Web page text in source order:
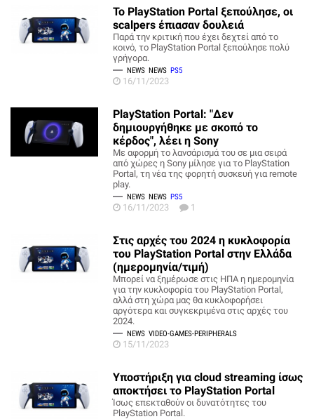
Το PlayStation Portal ξεπούλησε, οι
scalpers έπιασαν δουλειά
Παρά την κριτική που έχει δεχτεί από το
κοινό, το PlayStation Portal ξεπούλησε πολύ
γρήγορα.
NEWS NEWS PS5
16/11/2023
PlayStation Portal: "Δεν
δημιουργήθηκε με σκοπό το
κέρδος", λέει η Sony
Με αφορμή το λανσάρισμά του σε μια σειρά
από χώρες η Sony μίλησε για το PlayStation
Portal, τη νέα της φορητή συσκευή για remote
play.
NEWS NEWS PS5
16/11/2023 1
Στις αρχές του 2024 η κυκλοφορία
του PlayStation Portal στην Ελλάδα
(ημερομηνία/τιμή)
Μπορεί να ξημέρωσε στις ΗΠΑ η ημερομηνία
για την κυκλοφορία του PlayStation Portal,
αλλά στη χώρα μας θα κυκλοφορήσει
αργότερα και συγκεκριμένα στις αρχές του
2024.
NEWS VIDEO-GAMES-PERIPHERALS
15/11/2023
Υποστήριξη για cloud streaming ίσως
αποκτήσει το PlayStation Portal
Ίσως επεκταθούν οι δυνατότητες του
PlayStation Portal.